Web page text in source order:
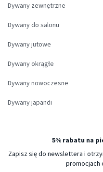
Dywany zewnętrzne
Dywany do salonu
Dywany jutowe
Dywany okrągłe
Dywany nowoczesne
Dywany japandi
5% rabatu na
Zapisz się do newslettera i
promocjach